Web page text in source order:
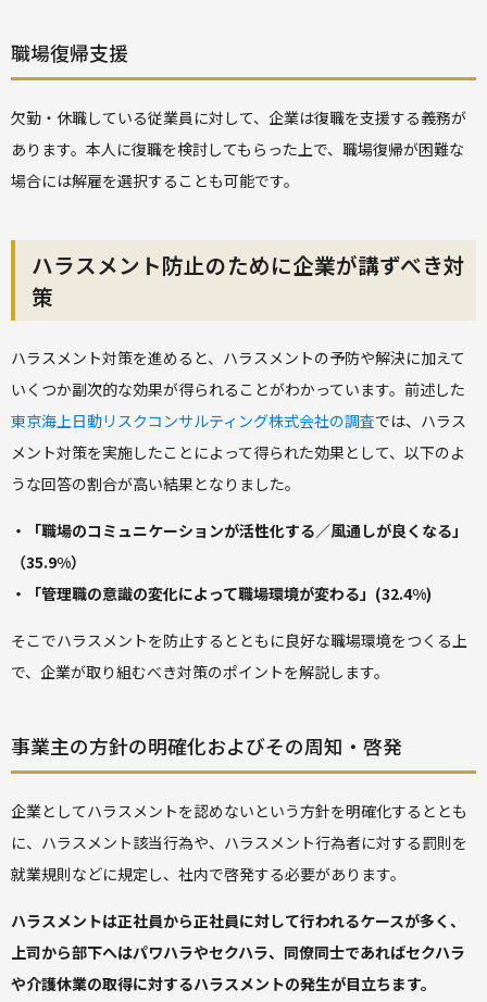
職場復帰支援
欠勤・休職している従業員に対して、企業は復職を支援する義務が
あります。本人に復職を検討してもらった上で、職場復帰が困難な
場合には解雇を選択することも可能です。
ハラスメント防止のために企業が講ずべき対
策
ハラスメント対策を進めると、ハラスメントの予防や解決に加えて
いくつか副次的な効果が得られることがわかっています。前述した
東京海上日動リスクコンサルティング株式会社の調査では、ハラス
メント対策を実施したことによって得られた効果として、以下のよ
うな回答の割合が高い結果となりました。
・「職場のコミュニケーションが活性化する／風通しが良くなる」
（35.9%）
・「管理職の意識の変化によって職場環境が変わる」(32.4%)
そこでハラスメントを防止するとともに良好な職場環境をつくる上
で、企業が取り組むべき対策のポイントを解説します。
事業主の方針の明確化およびその周知・啓発
企業としてハラスメントを認めないという方針を明確化するととも
に、ハラスメント該当行為や、ハラスメント行為者に対する罰則を
就業規則などに規定し、社内で啓発する必要があります。
ハラスメントは正社員から正社員に対して行われるケースが多く、
上司から部下へはパワハラやセクハラ、同僚同士であればセクハラ
や介護休業の取得に対するハラスメントの発生が目立ちます。